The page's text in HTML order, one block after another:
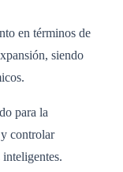
en términos de
siendo
para la
controlar